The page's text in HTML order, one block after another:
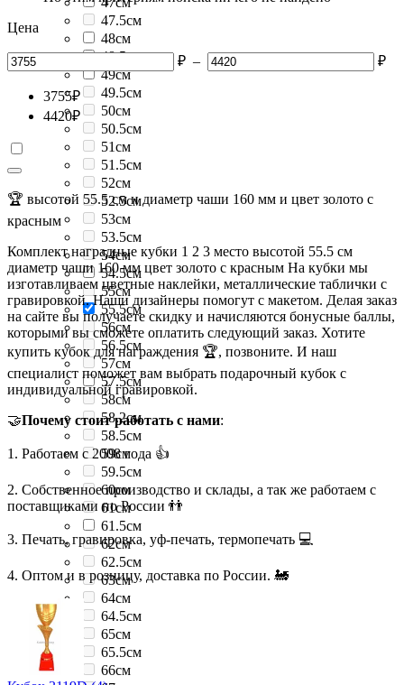
47.5см
48см
48.5см
49см
49.5см
50см
50.5см
51см
51.5см
52см
52.5см
53см
53.5см
54см
54.5см
55см
55.5см
56см
56.5см
57см
57.5см
58см
58.2см
58.5см
59см
59.5см
60см
61см
61.5см
62см
62.5см
63см
64см
64.5см
65см
65.5см
66см
Цена
₽ – ₽
3755₽
4420₽
🏆 высотой 55.5 см и диаметр чаши 160 мм и цвет золото с
красным
Комплект наградные кубки 1 2 3 место высотой 55.5 см
диаметр чаши 160 мм цвет золото с красным На кубки мы
изготавливаем цветные наклейки, металлические таблички с
гравировкой. Наши дизайнеры помогут с макетом. Делая заказ
на сайте вы получаете скидку и начисляются бонусные баллы,
которыми вы сможете оплатить следующий заказ. Хотите
купить кубок для награждения 🏆, позвоните. И наш
специалист поможет вам выбрать подарочный кубок с
индивидуальной гравировкой.
🤝Почему стоит работать с нами:
1. Работаем с 2008 года 👍
2. Собственное производство и склады, а так же работаем с
поставщиками по России 👬
3. Печать, гравировка, уф-печать, термопечать 💻
4. Оптом и в розницу, доставка по России. 🚂